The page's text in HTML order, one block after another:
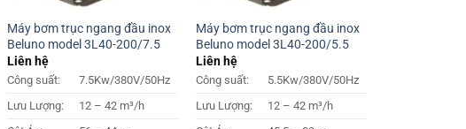
Máy bơm trục ngang đầu inox
Beluno model 3L40-200/7.5
Liên hệ
Công suất:
7.5Kw/380V/50Hz
Lưu Lượng:
12 – 42 m³/h
Máy bơm trục ngang đầu inox
Beluno model 3L40-200/5.5
Liên hệ
Công suất:
5.5Kw/380V/50Hz
Lưu Lượng:
12 – 42 m³/h